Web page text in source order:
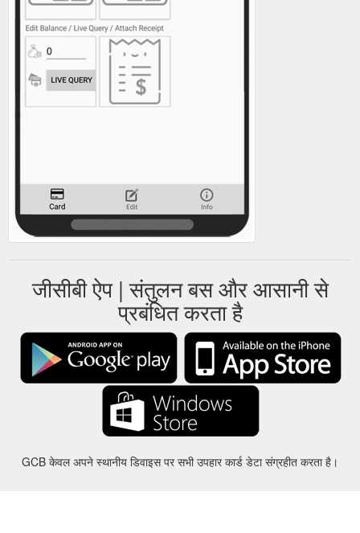
जीसीबी ऐप | संतुलन बस और आसानी से
प्रबंधित करता है
GCB केवल अपने स्थानीय डिवाइस पर सभी उपहार कार्ड डेटा संग्रहीत करता है।